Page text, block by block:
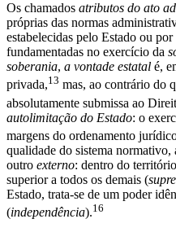
Os chamados atributos do ato
próprias das normas
estabelecidas pelo Estado ou
fundamentadas no exercício da
soberania, a vontade estatal é,
privada,13 mas, ao contrário do
absolutamente submissa ao
autolimitação do Estado: o
margens do ordenamento
qualidade do sistema normativo,
outro externo: dentro do
superior a todos os demais (
Estado, trata-se de um poder
(independência).16